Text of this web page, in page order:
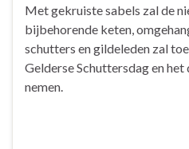
Met gekruiste sabels zal de
bijbehorende keten,
schutters en gildeleden zal
Gelderse Schuttersdag en
nemen.